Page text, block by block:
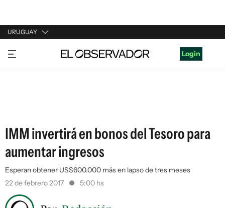
URUGUAY
URUGUAY
ARGENTINA
Login
IMM invertirá en bonos del Tesoro para
aumentar ingresos
Esperan obtener US$600.000 más en lapso de tres meses
22 de febrero 2017
5:00 hs